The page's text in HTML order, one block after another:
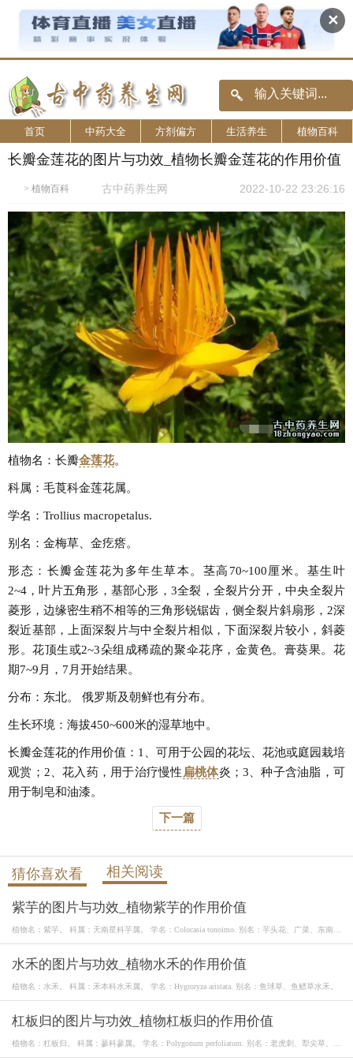
✕
首页 中药大全 方剂偏方 生活养生 植物百科
长瓣金莲花的图片与功效_植物长瓣金莲花的作用价值
> 植物百科 古中药养生网 2022-10-22 23:26:16
植物名：长瓣金莲花。
科属：毛莨科金莲花属。
学名：Trollius macropetalus.
别名：金梅草、金疙瘩。
形态：长瓣金莲花为多年生草本。茎高70~100厘米。基生叶
2~4，叶片五角形，基部心形，3全裂，全裂片分开，中央全裂片
菱形，边缘密生稍不相等的三角形锐锯齿，侧全裂片斜扇形，2深
裂近基部，上面深裂片与中全裂片相似，下面深裂片较小，斜菱
形。花顶生或2~3朵组成稀疏的聚伞花序，金黄色。膏葵果。花
期7~9月，7月开始结果。
分布：东北。 俄罗斯及朝鲜也有分布。
生长环境：海拔450~600米的湿草地中。
长瓣金莲花的作用价值：1、可用于公园的花坛、花池或庭园栽培
观赏；2、花入药，用于治疗慢性 扁桃体炎；3、种子含油脂，可
用于制皂和油漆。
下一篇
猜你喜欢看 相关阅读
紫芋的图片与功效_植物紫芋的作用价值
植物名：紫芋。 科属：天南星科芋属。 学名：Colocasia tonoimo. 别名：芋头花、广菜、东南
水禾的图片与功效_植物水禾的作用价值
植物名：水禾。 科属：禾本科水禾属。 学名：Hygroryza aristata. 别名：鱼球草、鱼鳔草水禾。
杠板归的图片与功效_植物杠板归的作用价值
植物名：杠板归。 科属：蓼科蓼属。 学名：Polygonum perfoliatum. 别名：老虎刺、犁尖草、贯